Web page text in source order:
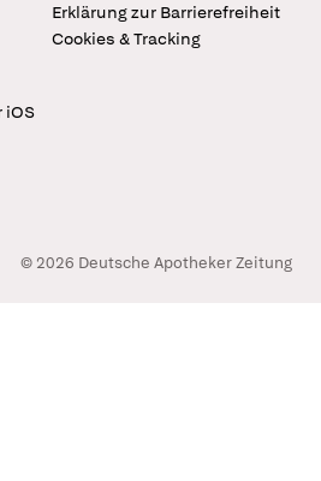
Erklärung zur Barrierefreiheit
Cookies & Tracking
iOS
© 2026 Deutsche Apotheker Zeitung